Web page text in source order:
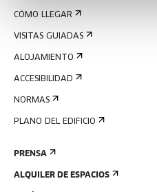
CÓMO LLEGAR
VISITAS GUIADAS
ALOJAMIENTO
ACCESIBILIDAD
NORMAS
PLANO DEL EDIFICIO
PRENSA
ALQUILER DE ESPACIOS